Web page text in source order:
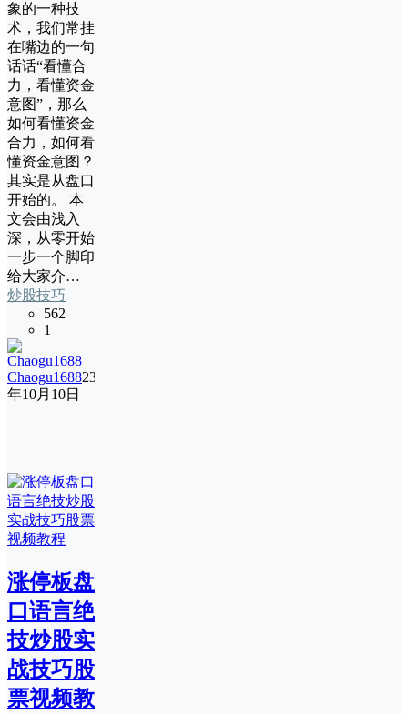
象的一种技
术，我们常挂
在嘴边的一句
话话“看懂合
力，看懂资金
意图”，那么
如何看懂资金
合力，如何看
懂资金意图？
其实是从盘口
开始的。 本
文会由浅入
深，从零开始
一步一个脚印
给大家介…
炒股技巧
562
1
Chaogu168823
年10月10日
涨停板盘
口语言绝
技炒股实
战技巧股
票视频教